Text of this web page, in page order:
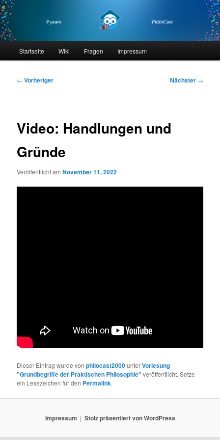
Zum
primären
Inhalt
springenphilocast
Startseite Wiki Fragen Impressum
Beitragsnavigation
← Vorheriger Nächster →
Video: Handlungen und
Gründe
Veröffentlicht amNovember 11, 2022
Dieser Eintrag wurde vonphilocast2000unterVorlesung
"Grundbegriffe der Praktischen Philosophie" veröffentlicht. Setze
ein Lesezeichen für den Permalink.
Impressum Stolz präsentiert von WordPress